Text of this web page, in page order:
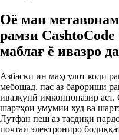
Оё ман
рамзи
маблағ ё ивазро
Азбаски ин маҳсулот коди
мебошад, пас аз барориши
ивазкунӣ имконнопазир
шартҳои умумии худ ва
Лутфан пеш аз тасдиқи
почтаи электрониро